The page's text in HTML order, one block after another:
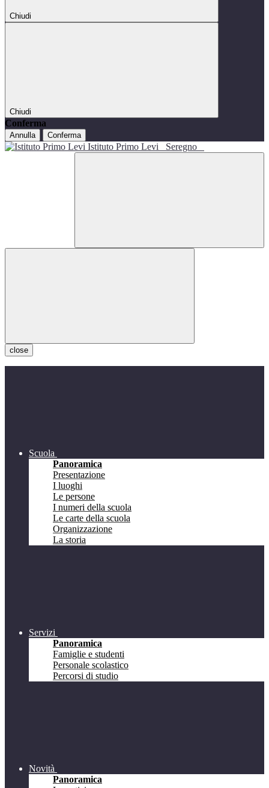
Chiudi
Chiudi
Conferma
Annulla Conferma
Istituto Primo Levi Seregno
close
Scuola
Panoramica
Presentazione
I luoghi
Le persone
I numeri della scuola
Le carte della scuola
Organizzazione
La storia
Servizi
Panoramica
Famiglie e studenti
Personale scolastico
Percorsi di studio
Novità
Panoramica